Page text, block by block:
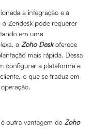
à integração e à
Zendesk pode requerer
em uma
o Zoho Deskoferece
mais rápida. Dessa
configurar a plataforma e
o que se traduz em
outra vantagem do Zoho